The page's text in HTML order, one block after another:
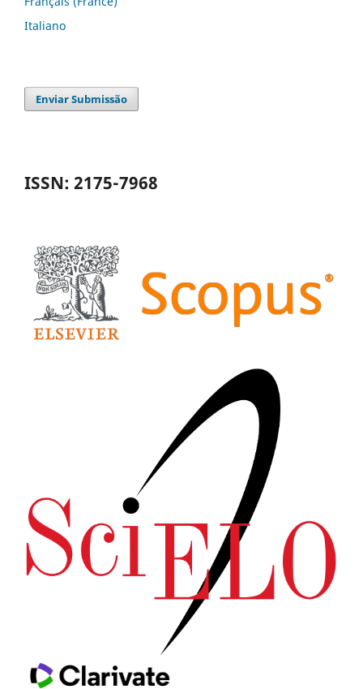
Italiano
Enviar Submissão
ISSN: 2175-7968